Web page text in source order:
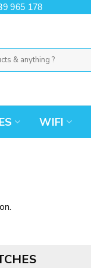
965 178
WIFI